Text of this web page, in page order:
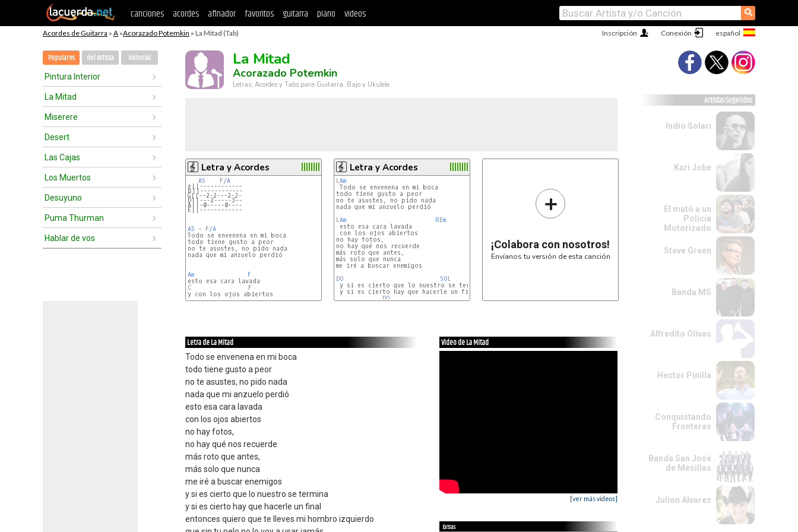
canciones acordes afinador favoritos guitarra piano videos ⚲
Acordes de Guitarra » A »Acorazado Potemkin » La Mitad (Tab) Conexión
Inscripción
Populares del Artista Historial
Pintura Interior
La Mitad
Miserere
Desert
Las Cajas
Los Muertos
Desuyuno
Puma Thurman
Hablar de vos
La Mitad
Acorazado Potemkin
Letras, Acordes y Tabs para Guitarra, Bajo y Ukulele
Letra y Acordes
A5 F/A
e||------------
B||------------
G||--2-2---2-2-
D||---2-----3--
A||-0-----0----
E||------------
A5 - F/A
Todo se envenena en mi boca
todo tiene gusto a peor
no te asustes, no pido nada
nada que mi anzuelo perdió
Am
F
C
F
Letra y Acordes
LAm
todo tiene gusto a peor
no te asustes, no pido nada
nada que mi anzuelo perdió
LAm
REm
esto esa cara lavada
con los ojos abiertos
no hay fotos,
no hay qué nos recuerde
más roto que antes,
más solo que nunca
me iré a buscar enemigos
DO
SOL
y si es cierto que lo nuestro se termina
y si es cierto hay que hacerle un final
DO
+
¡Colabora con nosotros!
Envíanos tu versión de esta canción
Letra de La Mitad
Todo se envenena en mi boca
todo tiene gusto a peor
no te asustes, no pido nada
nada que mi anzuelo perdió
esto esa cara lavada
con los ojos abiertos
no hay fotos,
no hay qué nos recuerde
más roto que antes,
más solo que nunca
me iré a buscar enemigos
y si es cierto que lo nuestro se termina
y si es cierto hay que hacerle un final
entonces quiero que te lleves mi hombro izquierdo
Video de La Mitad
[ver más videos]
Extras
Artistas Sugeridos
Indio Solari
Kari Jobe
El mató a un
Policía
Motorizado
Steve Green
Banda MS
Alfredito Olivas
Hector Pinilla
Conquistando
Fronteras
Banda San José
de Mesillas
Julion Alvarez